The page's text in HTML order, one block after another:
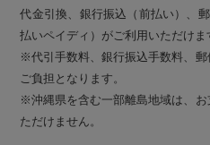
代金引換、銀行振込（前払い）、
払いペイディ）がご利用いただけま
※代引手数料、銀行振込手数料、
ご負担となります。
※沖縄県を含む一部離島地域は、
ただけません。